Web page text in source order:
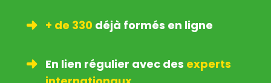
+ de 330 déjà formés en ligne
En lien régulier avec des experts